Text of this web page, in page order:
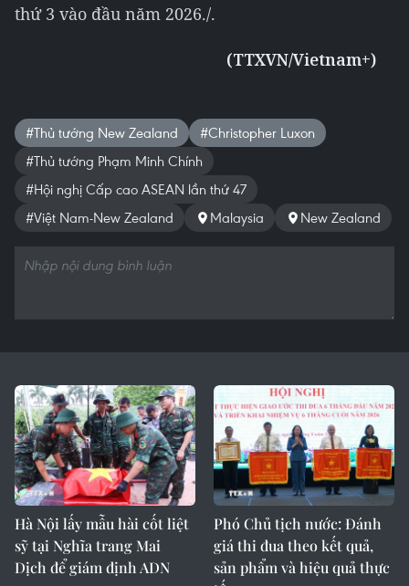
thứ 3 vào đầu năm 2026./.
(TTXVN/Vietnam+)
#Thủ tướng New Zealand
#Christopher Luxon
#Thủ tướng Phạm Minh Chính
#Hội nghị Cấp cao ASEAN lần thứ 47
#Việt Nam-New Zealand
Malaysia New Zealand
Hà Nội lấy mẫu hài cốt liệt
sỹ tại Nghĩa trang Mai
Dịch để giám định ADN
Phó Chủ tịch nước: Đánh
giá thi đua theo kết quả,
sản phẩm và hiệu quả thực